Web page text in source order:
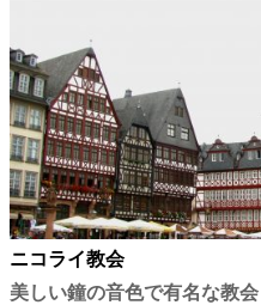
ニコライ教会
美しい鐘の音色で有名な教会